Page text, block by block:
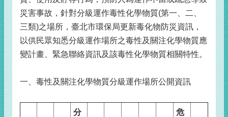
災害事故，針對分級運作毒性化學物質(第一、二、
三類)之場所，臺北市環保局更新毒化物防災資訊，
以供民眾知悉分級運作場所之毒性及關注化學物質應
變計畫、緊急聯絡資訊及該毒性化學物質相關特性。
一、毒性及關注化學物質分級運作場所公開資訊
分
危